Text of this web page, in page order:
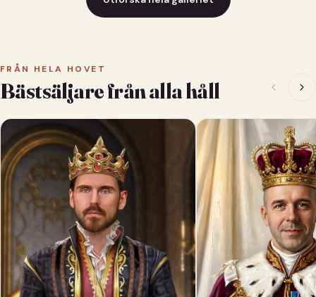
FRÅN HELA HOVET
Bästsäljare från alla håll